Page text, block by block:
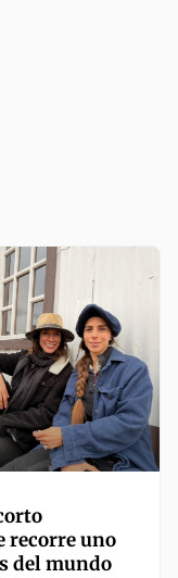
recorre uno
del mundo